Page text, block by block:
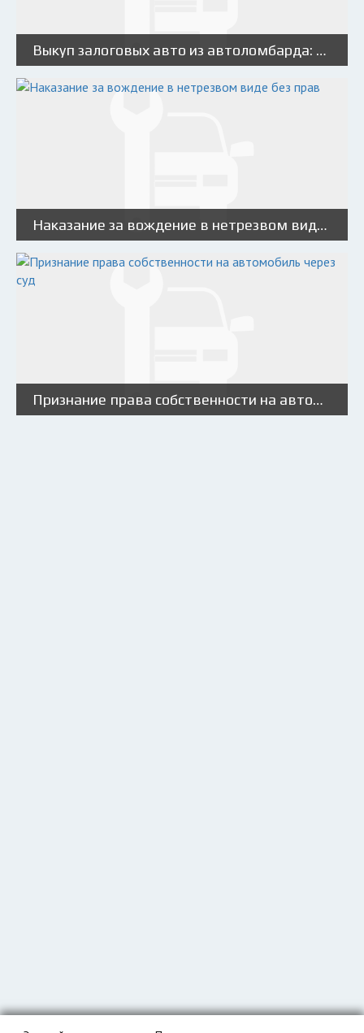
Выкуп залоговых авто из автоломбарда: в чем выгода и особенность сделок
Наказание за вождение в нетрезвом виде без прав
Признание права собственности на автомобиль через суд